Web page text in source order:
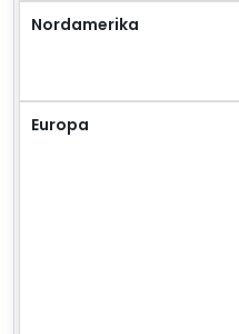
Nordamerika
Europa